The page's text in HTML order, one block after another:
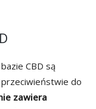
CBD są
do
zawiera